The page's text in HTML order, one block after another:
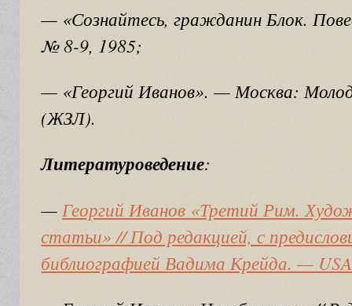
— «Сознайтесь, гражданин Блок.
№ 8-9, 1985;
— «Георгий Иванов». — Москва:
(ЖЗЛ).
Литературоведение:
—Георгий Иванов «Третий Рим.
статьи» // Под редакцией, с
библиографией Вадима Крейда. —